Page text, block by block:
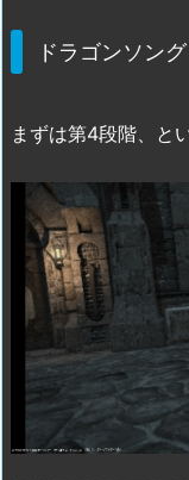
ドラゴンソン
まずは第4段階、と